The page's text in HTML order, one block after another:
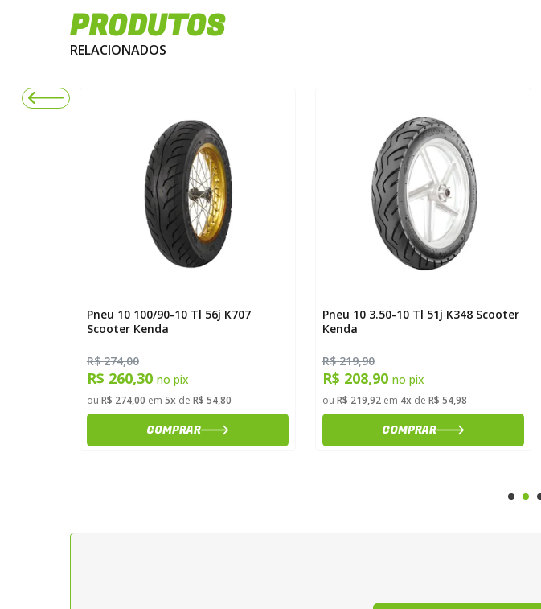
PRODUTOS
RELACIONADOS
Pneu 10 100/90-10 Tl 56j K707
Scooter Kenda
R$ 274,00
R$ 260,30 no pix
ou R$ 274,00 em 5xde R$ 54,80
COMPRAR
Pneu 10 3.50-10 Tl 51j K348 Scooter
Kenda
R$ 219,90
R$ 208,90 no pix
ou R$ 219,92 em 4xde R$ 54,98
COMPRAR